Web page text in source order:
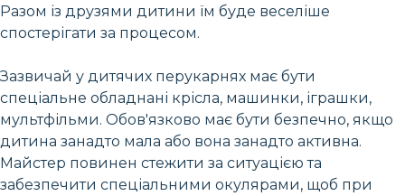
Разом із друзями дитини їм буде веселіше
спостерігати за процесом.
Зазвичай у дитячих перукарнях має бути
спеціальне обладнані крісла, машинки, іграшки,
мультфільми. Обов'язково має бути безпечно, якщо
дитина занадто мала або вона занадто активна.
Майстер повинен стежити за ситуацією та
забезпечити спеціальними окулярами, щоб при